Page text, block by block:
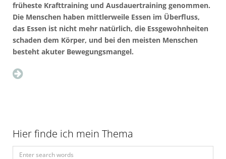
früheste Krafttraining und Ausdauertraining genommen.
Die Menschen haben mittlerweile Essen im Überfluss,
das Essen ist nicht mehr natürlich, die Essgewohnheiten
schaden dem Körper, und bei den meisten Menschen
besteht akuter Bewegungsmangel.
Hier finde ich mein Thema